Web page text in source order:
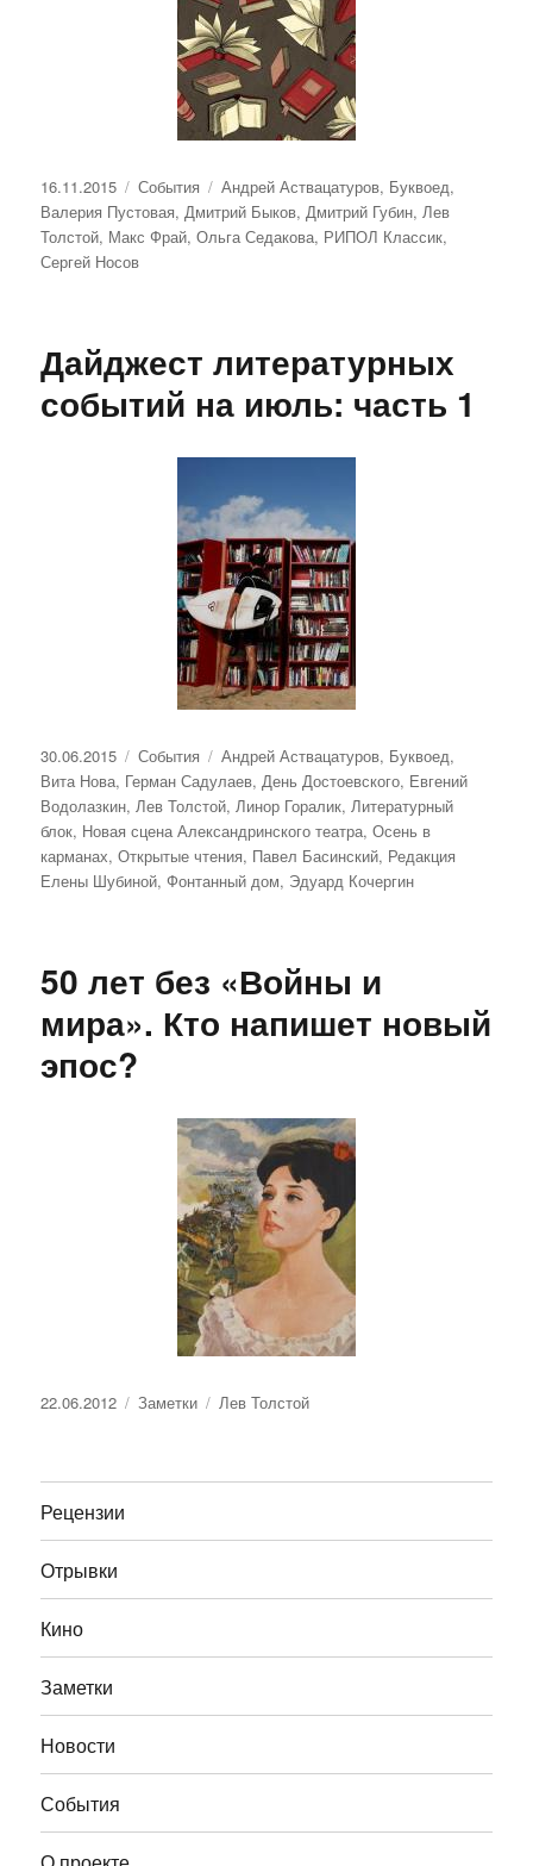
Опубликовано
16.11.2015 Рубрики
События Метки
Андрей Аствацатуров, Буквоед,
Валерия Пустовая,Дмитрий Быков,Дмитрий Губин,Лев
Толстой, Макс Фрай,Ольга Седакова, РИПОЛ Классик,
Сергей Носов
Дайджест литературных
событий на июль: часть 1
Опубликовано
30.06.2015 Рубрики
События Метки
Андрей Аствацатуров, Буквоед,
Вита Нова, Герман Садулаев,День Достоевского, Евгений
Водолазкин,Лев Толстой,Линор Горалик,Литературный
блок, Новая сцена Александринского театра,Осень в
карманах,Открытые чтения, Павел Басинский, Редакция
Елены Шубиной,Фонтанный дом, Эдуард Кочергин
50 лет без «Войны и
мира». Кто напишет новый
эпос?
Опубликовано
22.06.2012 Рубрики
Заметки Метки
Лев Толстой
Рецензии
Отрывки
Кино
Заметки
Новости
События